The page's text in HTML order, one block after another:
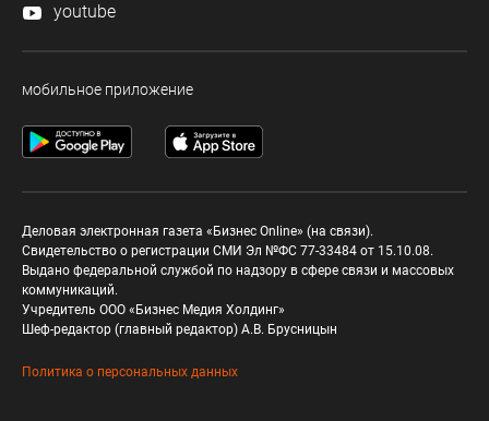
youtube
мобильное приложение
Деловая электронная газета «Бизнес Online» (на связи).
Свидетельство о регистрации СМИ Эл №ФС 77-33484 от 15.10.08.
Выдано федеральной службой по надзору в сфере связи и массовых
коммуникаций.
Учредитель ООО «Бизнес Медия Холдинг»
Шеф-редактор (главный редактор) А.В. Брусницын
Политика о персональных данных